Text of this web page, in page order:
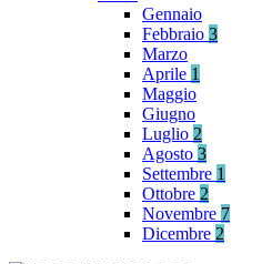
Gennaio
Febbraio 3
Marzo
Aprile 1
Maggio
Giugno
Luglio 2
Agosto 3
Settembre 1
Ottobre 2
Novembre 7
Dicembre 2